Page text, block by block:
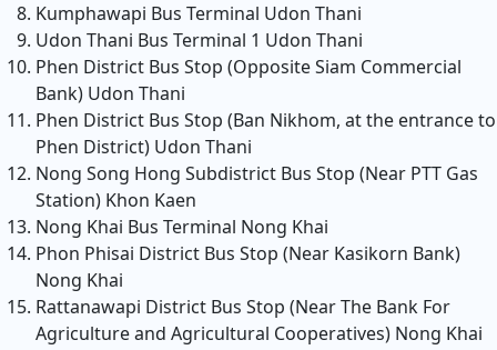
Kumphawapi Bus Terminal Udon Thani
Udon Thani Bus Terminal 1 Udon Thani
Phen District Bus Stop (Opposite Siam Commercial
Bank) Udon Thani
Phen District Bus Stop (Ban Nikhom, at the entrance to
Phen District) Udon Thani
Nong Song Hong Subdistrict Bus Stop (Near PTT Gas
Station) Khon Kaen
Nong Khai Bus Terminal Nong Khai
Phon Phisai District Bus Stop (Near Kasikorn Bank)
Nong Khai
Rattanawapi District Bus Stop (Near The Bank For
Agriculture and Agricultural Cooperatives) Nong Khai